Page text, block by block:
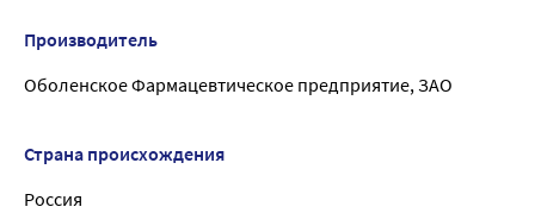
Производитель
Оболенское Фармацевтическое предприятие, ЗАО
Страна происхождения
Россия